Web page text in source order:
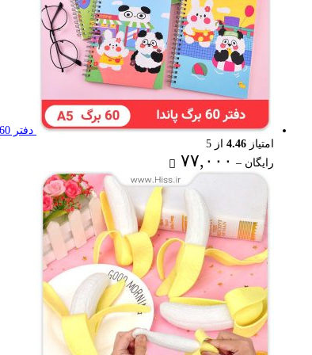
دفتر 60 برگ پاندا
امتیاز 4.46 از 5
رایگان – ۷۷,۰۰۰
رایگان
through
۷۷,۰۰۰ تومان